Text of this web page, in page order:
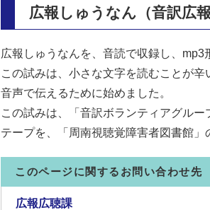
広報しゅうなん（音訳広
広報しゅうなんを、音読で収録し、mp3
この試みは、小さな文字を読むことが
音声で伝えるために始めました。
この試みは、「音訳ボランティアグル
テープを、「周南視聴覚障害者図書館」
このページに関するお問い合わせ先
広報広聴課